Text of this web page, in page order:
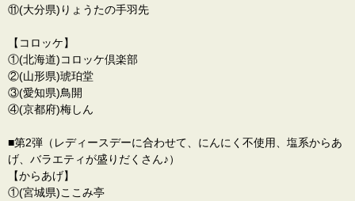
⑪(大分県)りょうたの手羽先
【コロッケ】
①(北海道)コロッケ倶楽部
②(山形県)琥珀堂
③(愛知県)鳥開
④(京都府)梅しん
■第2弾（レディースデーに合わせて、にんにく不使用、塩系からあ
げ、バラエティが盛りだくさん♪）
【からあげ】
①(宮城県)ここみ亭